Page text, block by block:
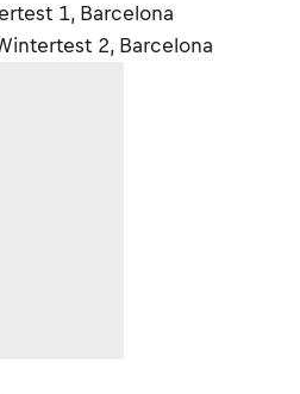
1, Barcelona
2, Barcelona